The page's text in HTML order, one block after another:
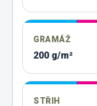
GRAMÁŽ
200 g/m²
STŘIH